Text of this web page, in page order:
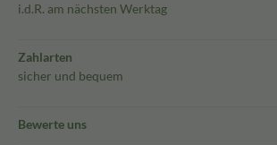
i.d.R. am nächsten Werktag
Zahlarten
sicher und bequem
Bewerte uns